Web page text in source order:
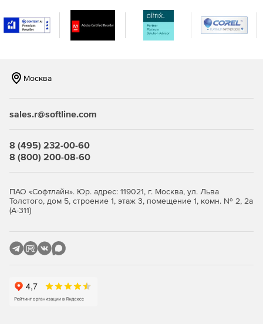
Обширный арсенал инструментов
электронное или дистанционное, так и очное обучение.
любого этапа процесса обучения.
Москва
sales.r@softline.com
8 (495) 232-00-60
8 (800) 200-08-60
ПАО «Софтлайн». Юр. адрес: 119021, г. Москва, ул. Льва
Толстого, дом 5, строение 1, этаж 3, помещение 1, комн. № 2, 2а
(А-311)